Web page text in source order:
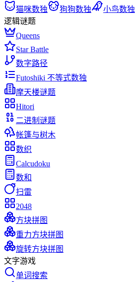
猫咪数独
狗狗数独
小鸟数独
逻辑谜题
Queens
Star Battle
数字路径
Futoshiki 不等式数独
摩天楼谜题
Hitori
二进制谜题
帐篷与树木
数织
Calcudoku
数和
扫雷
2048
方块拼图
重力方块拼图
旋转方块拼图
文字游戏
单词搜索